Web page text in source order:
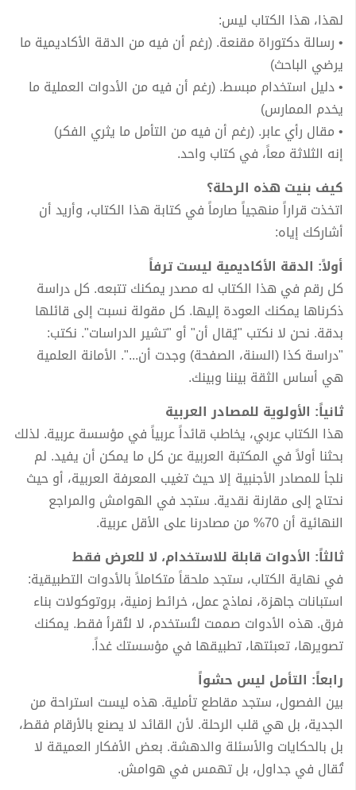
لهذا، هذا الكتاب ليس:
• رسالة دكتوراة مقنعة. (رغم أن فيه من الدقة الأكاديمية ما
يرضي الباحث)
• دليل استخدام مبسط. (رغم أن فيه من الأدوات العملية ما
يخدم الممارس)
• مقال رأي عابر. (رغم أن فيه من التأمل ما يثري الفكر)
إنه الثلاثة معاً، في كتاب واحد.
كيف بنيت هذه الرحلة؟
اتخذت قراراً منهجياً صارماً في كتابة هذا الكتاب، وأريد أن
أشاركك إياه:
أولاً: الدقة الأكاديمية ليست ترفاً
كل رقم في هذا الكتاب له مصدر يمكنك تتبعه. كل دراسة
ذكرناها يمكنك العودة إليها. كل مقولة نسبت إلى قائلها
بدقة. نحن لا نكتب "يُقال أن" أو "تشير الدراسات". نكتب:
"دراسة كذا (السنة، الصفحة) وجدت أن...". الأمانة العلمية
هي أساس الثقة بيننا وبينك.
ثانياً: الأولوية للمصادر العربية
هذا الكتاب عربي، يخاطب قائداً عربياً في مؤسسة عربية. لذلك
بحثنا أولاً في المكتبة العربية عن كل ما يمكن أن يفيد. لم
نلجأ للمصادر الأجنبية إلا حيث تغيب المعرفة العربية، أو حيث
نحتاج إلى مقارنة نقدية. ستجد في الهوامش والمراجع
النهائية أن 70% من مصادرنا على الأقل عربية.
ثالثاً: الأدوات قابلة للاستخدام، لا للعرض فقط
في نهاية الكتاب، ستجد ملحقاً متكاملاً بالأدوات التطبيقية:
استبانات جاهزة، نماذج عمل، خرائط زمنية، بروتوكولات بناء
فرق. هذه الأدوات صممت لتُستخدم، لا لتُقرأ فقط. يمكنك
تصويرها، تعبئتها، تطبيقها في مؤسستك غداً.
رابعاً: التأمل ليس حشواً
بين الفصول، ستجد مقاطع تأملية. هذه ليست استراحة من
الجدية، بل هي قلب الرحلة. لأن القائد لا يصنع بالأرقام فقط،
بل بالحكايات والأسئلة والدهشة. بعض الأفكار العميقة لا
تُقال في جداول، بل تهمس في هوامش.